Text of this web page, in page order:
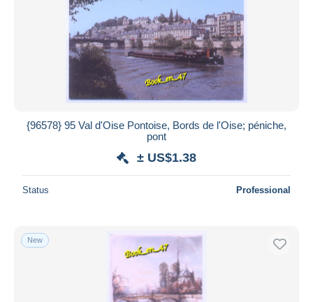
{96578} 95 Val d'Oise Pontoise, Bords de l'Oise; péniche,
pont
± US$1.38
Status Professional
New